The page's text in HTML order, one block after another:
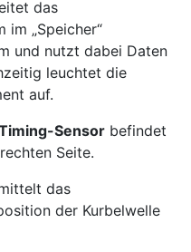
das
im „Speicher“
und nutzt dabei Daten
leuchtet die
auf.
Sensor befindet
Seite.
das
der Kurbelwelle